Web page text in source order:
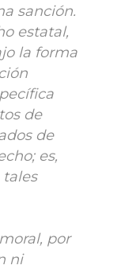
sanción.
estatal,
la forma
de
de
es,
tales
por
ni